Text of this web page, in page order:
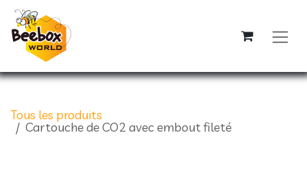
Se rendre au contenu
Tous les produits
Cartouche de CO2 avec embout fileté